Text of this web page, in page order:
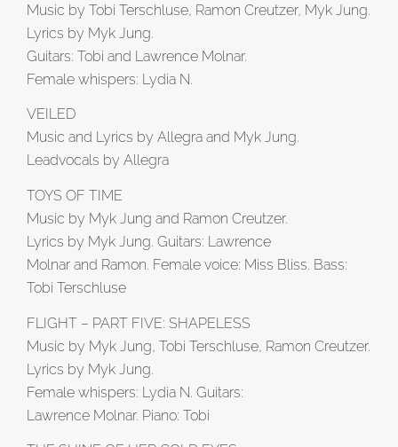
Music by Tobi Terschluse, Ramon Creutzer, Myk Jung.
Lyrics by Myk Jung.
Guitars: Tobi and Lawrence Molnar.
Female whispers: Lydia N.
VEILED
Music and Lyrics by Allegra and Myk Jung.
Leadvocals by Allegra
TOYS OF TIME
Music by Myk Jung and Ramon Creutzer.
Lyrics by Myk Jung. Guitars: Lawrence
Molnar and Ramon. Female voice: Miss Bliss. Bass:
Tobi Terschluse
FLIGHT – PART FIVE: SHAPELESS
Music by Myk Jung, Tobi Terschluse, Ramon Creutzer.
Lyrics by Myk Jung.
Female whispers: Lydia N. Guitars:
Lawrence Molnar. Piano: Tobi